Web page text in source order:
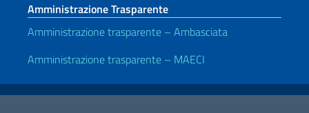
Amministrazione Trasparente
Amministrazione trasparente – Ambasciata
Amministrazione trasparente – MAECI
Link Utili